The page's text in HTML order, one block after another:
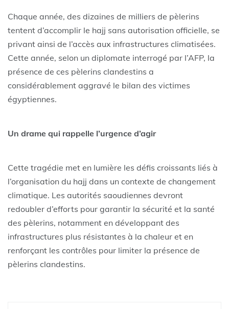
Chaque année, des dizaines de milliers de pèlerins
tentent d’accomplir le hajj sans autorisation officielle, se
privant ainsi de l’accès aux infrastructures climatisées.
Cette année, selon un diplomate interrogé par l’AFP, la
présence de ces pèlerins clandestins a
considérablement aggravé le bilan des victimes
égyptiennes.
Un drame qui rappelle l’urgence d’agir
Cette tragédie met en lumière les défis croissants liés à
l’organisation du hajj dans un contexte de changement
climatique. Les autorités saoudiennes devront
redoubler d’efforts pour garantir la sécurité et la santé
des pèlerins, notamment en développant des
infrastructures plus résistantes à la chaleur et en
renforçant les contrôles pour limiter la présence de
pèlerins clandestins.